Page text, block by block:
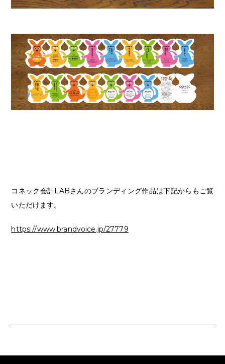
コネック会計LABさんのブランディング作品は下記からもご覧
いただけます。
https://www.brandvoice.jp/27779